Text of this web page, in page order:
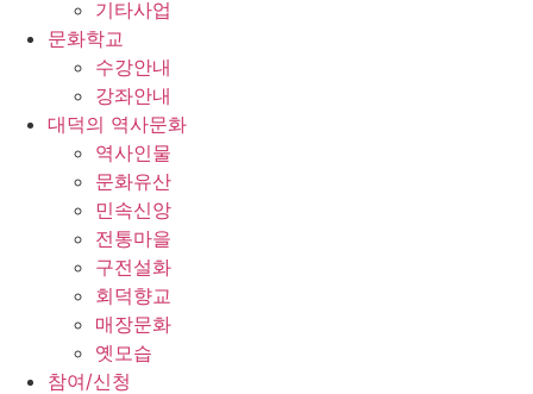
기타사업
문화학교
수강안내
강좌안내
대덕의 역사문화
역사인물
문화유산
민속신앙
전통마을
구전설화
회덕향교
매장문화
옛모습
참여/신청